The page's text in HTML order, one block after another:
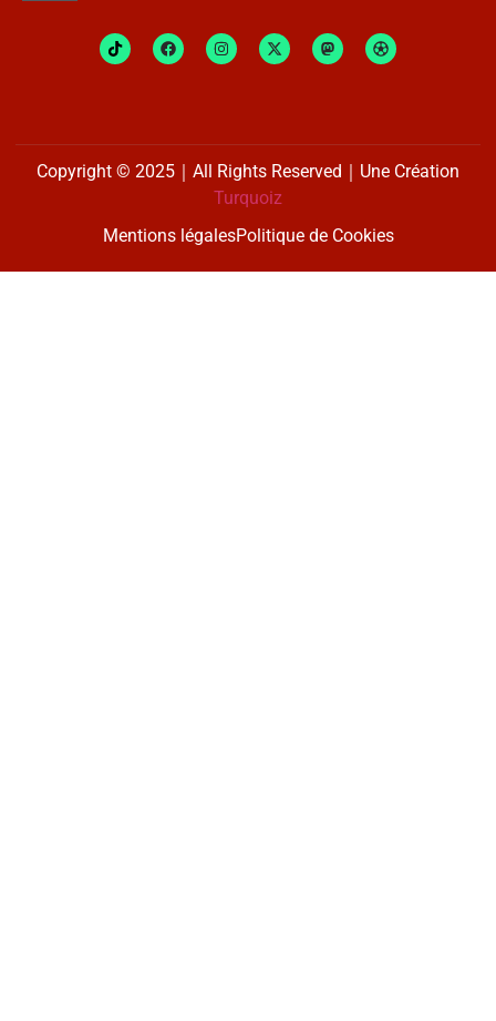
Copyright © 2025｜All Rights Reserved｜Une Création
Turquoiz
Mentions légalesPolitique de Cookies